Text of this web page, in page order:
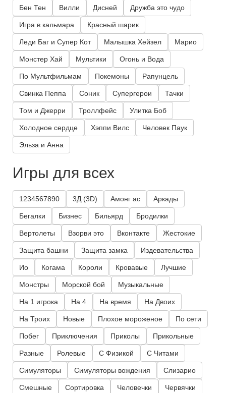
Бен Тен Вилли Дисней Дружба это чудо
Игра в кальмара Красный шарик
Леди Баг и Супер Кот Малышка Хейзел Марио
Монстер Хай Мультики Огонь и Вода
По Мультфильмам Покемоны Рапунцель
Свинка Пеппа Соник Супергерои Тачки
Том и Джерри Троллфейс Улитка Боб
Холодное сердце Хэппи Вилс Человек Паук
Эльза и Анна
Игры для всех
1234567890 3Д (3D) Амонг ас Аркады
Бегалки Бизнес Бильярд Бродилки
Вертолеты Взорви это Вконтакте Жестокие
Защита башни Защита замка Издевательства
Ио Когама Короли Кровавые Лучшие
Монстры Морской бой Музыкальные
На 1 игрока На 4 На время На Двоих
На Троих Новые Плохое мороженое По сети
Побег Приключения Приколы Прикольные
Разные Ролевые С Физикой С Читами
Симуляторы Симуляторы вождения Слизарио
Смешные Сортировка Человечки Червячки